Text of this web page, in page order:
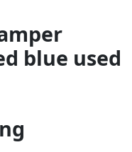
blue used